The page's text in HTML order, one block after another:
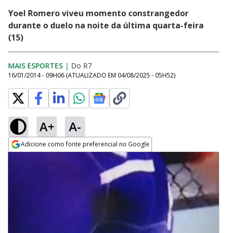
Yoel Romero viveu momento constrangedor
durante o duelo na noite da última quarta-feira
(15)
MAIS ESPORTES | Do R7
16/01/2014 - 09H06 (ATUALIZADO EM 04/08/2025 - 05H52)
A+ A-
Adicione como fonte preferencial no Google
Opens in new window